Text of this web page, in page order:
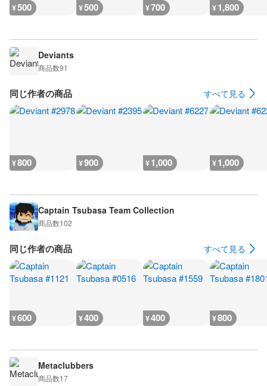
¥500 ¥500 ¥700 ¥1,800
Deviants
商品数91
同じ作者の商品 すべて見る
¥800 ¥900 ¥1,000 ¥1,000
Captain Tsubasa Team Collection
商品数102
同じ作者の商品 すべて見る
¥600 ¥400 ¥400 ¥800
Metaclubbers
商品数17